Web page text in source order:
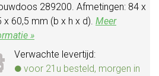
289200. Afmetingen: 84 x
x 60,5 mm (b x h x d). Meer
»
Verwachte levertijd:
voor 21u besteld, morgen in